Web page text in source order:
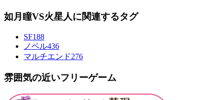
如月瞳VS火星人に関連するタグ
SF188
ノベル436
マルチエンド276
雰囲気の近いフリーゲーム